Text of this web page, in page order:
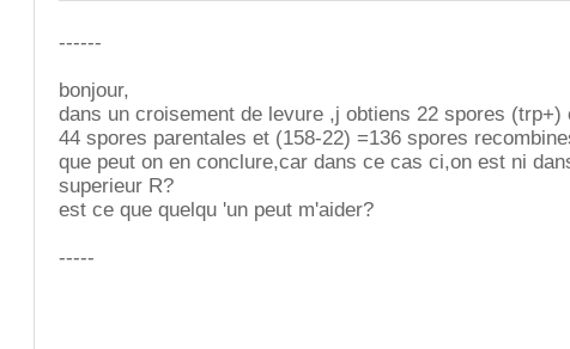
------
bonjour,
dans un croisement de levure ,j obtiens 22 spores
44 spores parentales et (158-22) =136 spores
que peut on en conclure,car dans ce cas ci,on est ni
superieur R?
est ce que quelqu 'un peut m'aider?
-----